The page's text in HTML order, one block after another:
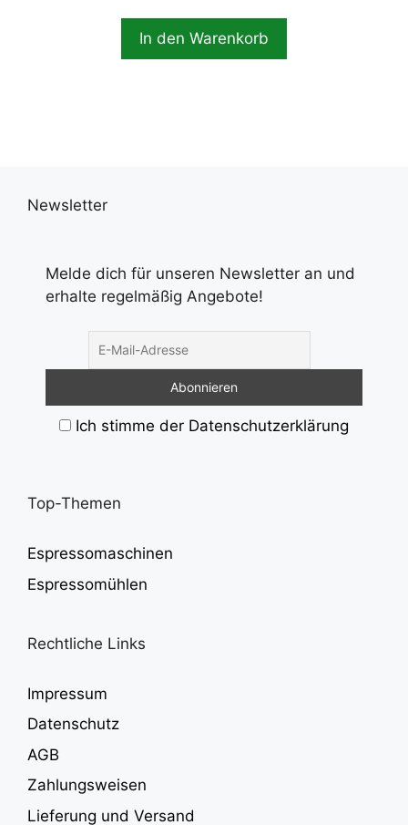
In den Warenkorb
Newsletter
Melde dich für unseren Newsletter an und
erhalte regelmäßig Angebote!
Ich stimme der Datenschutzerklärung
Top-Themen
Espressomaschinen
Espressomühlen
Rechtliche Links
Impressum
Datenschutz
AGB
Zahlungsweisen
Lieferung und Versand